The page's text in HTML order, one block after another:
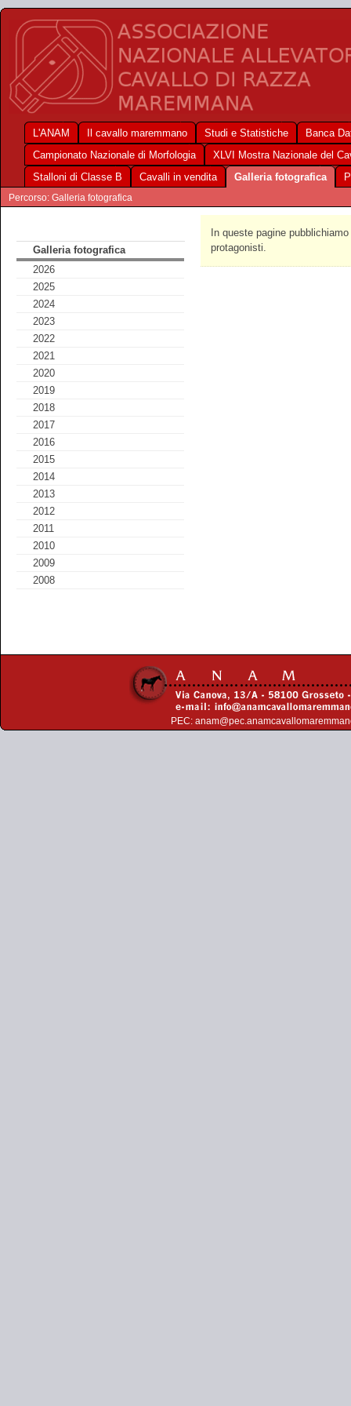
L'ANAM Il cavallo maremmano Studi e Statistiche
Banca
Campionato Nazionale di Morfologia
XLVI Mostra Nazionale del
Stalloni di Classe B
Cavalli in vendita Galleria fotografica
Percorso: Galleria fotografica
Galleria fotografica
2026
2025
2024
2023
2022
2021
2020
2019
2018
2017
2016
2015
2014
2013
2012
2011
2010
2009
2008
In queste pagine
protagonisti.
PEC: